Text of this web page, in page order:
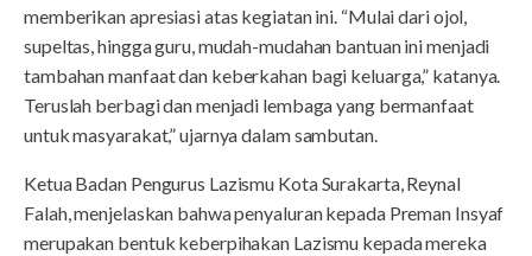
memberikan apresiasi atas kegiatan ini. “Mulai dari ojol,
supeltas, hingga guru, mudah-mudahan bantuan ini menjadi
tambahan manfaat dan keberkahan bagi keluarga,” katanya.
Teruslah berbagi dan menjadi lembaga yang bermanfaat
untuk masyarakat,” ujarnya dalam sambutan.
Ketua Badan Pengurus Lazismu Kota Surakarta, Reynal
Falah, menjelaskan bahwa penyaluran kepada Preman Insyaf
merupakan bentuk keberpihakan Lazismu kepada mereka